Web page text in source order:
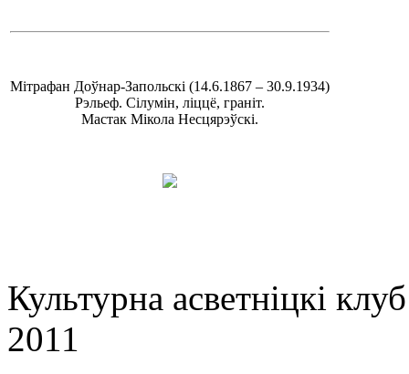
Мітрафан Доўнар-Запольскі (14.6.1867 – 30.9.1934)
Рэльеф. Сілумін, ліццё, граніт.
Мастак Мікола Несцярэўскі.
Культурна асветнiцкi
2011